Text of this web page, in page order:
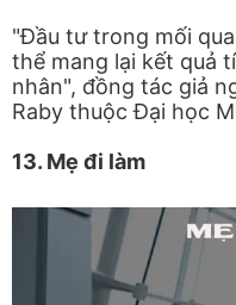
"Đầu tư trong mối
thể mang lại kết quả
nhân", đồng tác giả
Raby thuộc Đại học
13. Mẹ đi làm